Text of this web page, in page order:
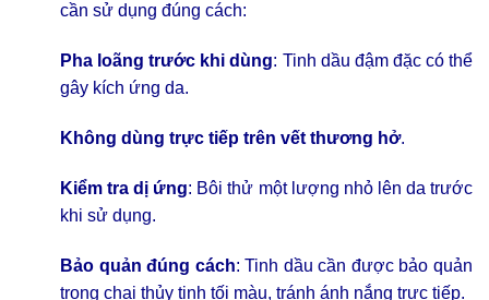
cần sử dụng đúng cách:
Pha loãng trước khi dùng: Tinh dầu đậm đặc có thể
gây kích ứng da.
Không dùng trực tiếp trên vết thương hở.
Kiểm tra dị ứng: Bôi thử một lượng nhỏ lên da trước
khi sử dụng.
Bảo quản đúng cách: Tinh dầu cần được bảo quản
trong chai thủy tinh tối màu, tránh ánh nắng trực tiếp.